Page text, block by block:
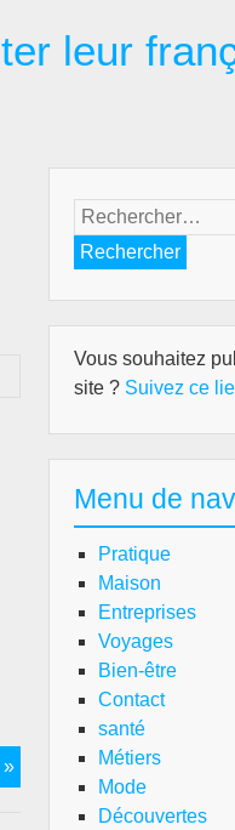
leur
»Muay
Boran
Rechercher :
Vous souhaitez
site ? Suivez ce
Menu de
Pratique
Maison
Entreprises
Voyages
Bien-être
Contact
santé
Métiers
Mode
Découvertes